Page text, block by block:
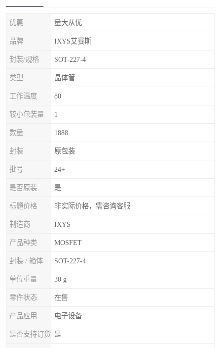
优惠 量大从优
品牌 IXYS艾赛斯
封装/规格 SOT-227-4
类型 晶体管
工作温度 80
较小包装量 1
数量 1888
封装 原包装
批号 24+
是否原装 是
标题价格 非实际价格，需咨询客服
制造商 IXYS
产品种类 MOSFET
封装 / 箱体 SOT-227-4
单位重量 30 g
零件状态 在售
产品应用 电子设备
是否支持订货 是